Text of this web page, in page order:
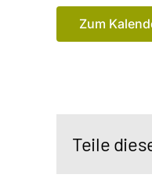
Zum
Teile